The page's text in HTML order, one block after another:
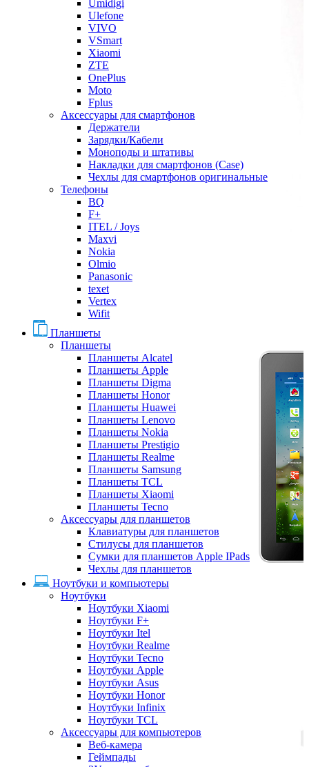
Umidigi
Ulefone
VIVO
VSmart
Xiaomi
ZTE
OnePlus
Moto
Fplus
Аксессуары для смартфонов
Держатели
Зарядки/Кабели
Моноподы и штативы
Накладки для смартфонов (Case)
Чехлы для смартфонов оригинальные
Телефоны
BQ
F+
ITEL / Joys
Maxvi
Nokia
Olmio
Panasonic
texet
Vertex
Wifit
Планшеты
Планшеты
Планшеты Alcatel
Планшеты Apple
Планшеты Digma
Планшеты Honor
Планшеты Huawei
Планшеты Lenovo
Планшеты Nokia
Планшеты Prestigio
Планшеты Realme
Планшеты Samsung
Планшеты TCL
Планшеты Xiaomi
Планшеты Tecno
Аксессуары для планшетов
Клавиатуры для планшетов
Стилусы для планшетов
Сумки для планшетов Apple IPads
Чехлы для планшетов
Ноутбуки и компьютеры
Ноутбуки
Ноутбуки Xiaomi
Ноутбуки F+
Ноутбуки Itel
Ноутбуки Realme
Ноутбуки Tecno
Ноутбуки Apple
Ноутбуки Asus
Ноутбуки Honor
Ноутбуки Infinix
Ноутбуки TCL
Аксессуары для компьютеров
Веб-камера
Геймпады